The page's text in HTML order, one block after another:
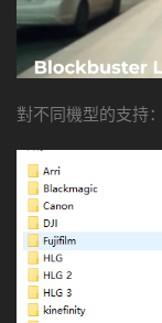
對不同機型的支持：